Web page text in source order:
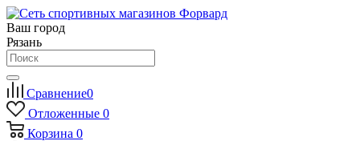
Ваш город
Рязань
Сравнение0
Отложенные 0
Корзина 0